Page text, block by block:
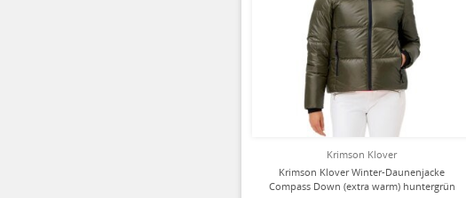
Krimson Klover
Krimson Klover Winter-Daunenjacke
Compass Down (extra warm) huntergrün